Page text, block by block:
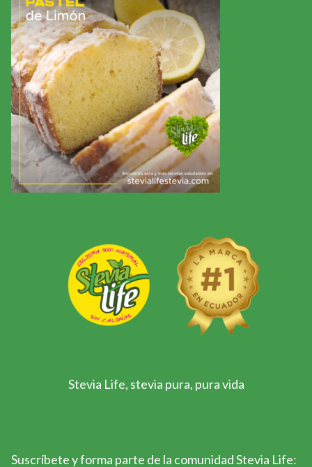
Stevia Life, stevia pura, pura vida
Suscríbete y forma parte de la comunidad Stevia Life: